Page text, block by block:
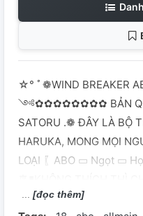
☆° ﾟ❁WIND BREAKER
༺✿✿✿✿✿✿✿✿ BẢN
SATORU .❁ ĐÂY LÀ BỘ
HARUKA, MONG MỌI
LOẠI 〖ABO ▭ Ngọt ▭
ĐỪNG NÓI NHỮNG LỜI
[đọc thêm]